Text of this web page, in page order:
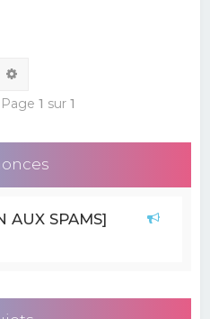
r
1 sur 1
AUX SPAMS]